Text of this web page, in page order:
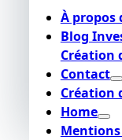
À propos
Blog
Création
Contact
Création
Home